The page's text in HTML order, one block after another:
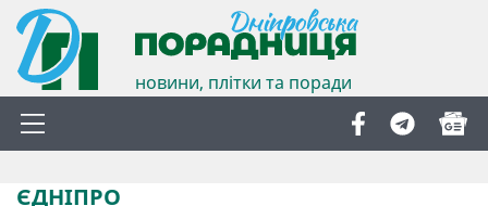
новини, плітки та поради
ЄДНІПРО